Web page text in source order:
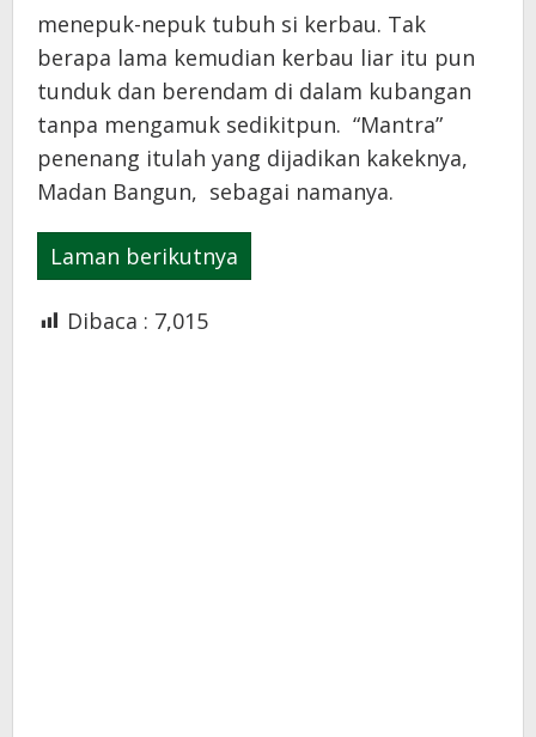
menepuk-nepuk tubuh si kerbau. Tak
berapa lama kemudian kerbau liar itu pun
tunduk dan berendam di dalam kubangan
tanpa mengamuk sedikitpun. “Mantra”
penenang itulah yang dijadikan kakeknya,
Madan Bangun, sebagai namanya.
Laman berikutnya
Dibaca : 7,015